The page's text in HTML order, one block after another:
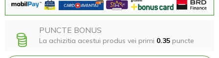
PUNCTE BONUS
La achizitia acestui produs vei primi 0.35 puncte